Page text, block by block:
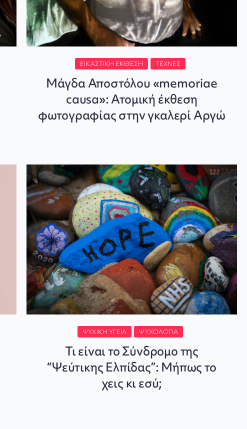
ΕΙΚΑΣΤΙΚΉ ΈΚΘΕΣΗ ΤΈΧΝΕΣ
Μάγδα Αποστόλου «memoriae
causa»: Ατομική έκθεση
φωτογραφίας στην γκαλερί Αργώ
ΨΥΧΙΚΉ ΥΓΕΊΑ ΨΥΧΟΛΟΓΊΑ
Τι είναι το Σύνδρομο της
“Ψεύτικης Ελπίδας”: Μήπως το
χεις κι εσύ;